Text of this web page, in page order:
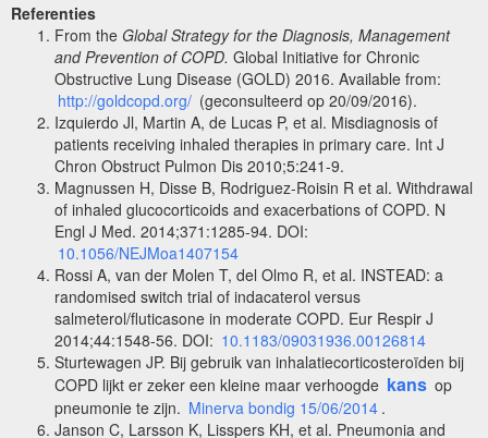
Referenties
From the Global Strategy for the Diagnosis, Management
and Prevention of COPD. Global Initiative for Chronic
Obstructive Lung Disease (GOLD) 2016. Available from:
http://goldcopd.org/ (geconsulteerd op 20/09/2016).
Izquierdo Jl, Martin A, de Lucas P, et al. Misdiagnosis of
patients receiving inhaled therapies in primary care. Int J
Chron Obstruct Pulmon Dis 2010;5:241-9.
Magnussen H, Disse B, Rodriguez-Roisin R et al. Withdrawal
of inhaled glucocorticoids and exacerbations of COPD. N
Engl J Med. 2014;371:1285-94. DOI:
10.1056/NEJMoa1407154
Rossi A, van der Molen T, del Olmo R, et al. INSTEAD: a
randomised switch trial of indacaterol versus
salmeterol/fluticasone in moderate COPD. Eur Respir J
2014;44:1548-56. DOI: 10.1183/09031936.00126814
Sturtewagen JP. Bij gebruik van inhalatiecorticosteroïden bij
COPD lijkt er zeker een kleine maar verhoogde kans op
pneumonie te zijn. Minerva bondig 15/06/2014 .
Janson C, Larsson K, Lisspers KH, et al. Pneumonia and